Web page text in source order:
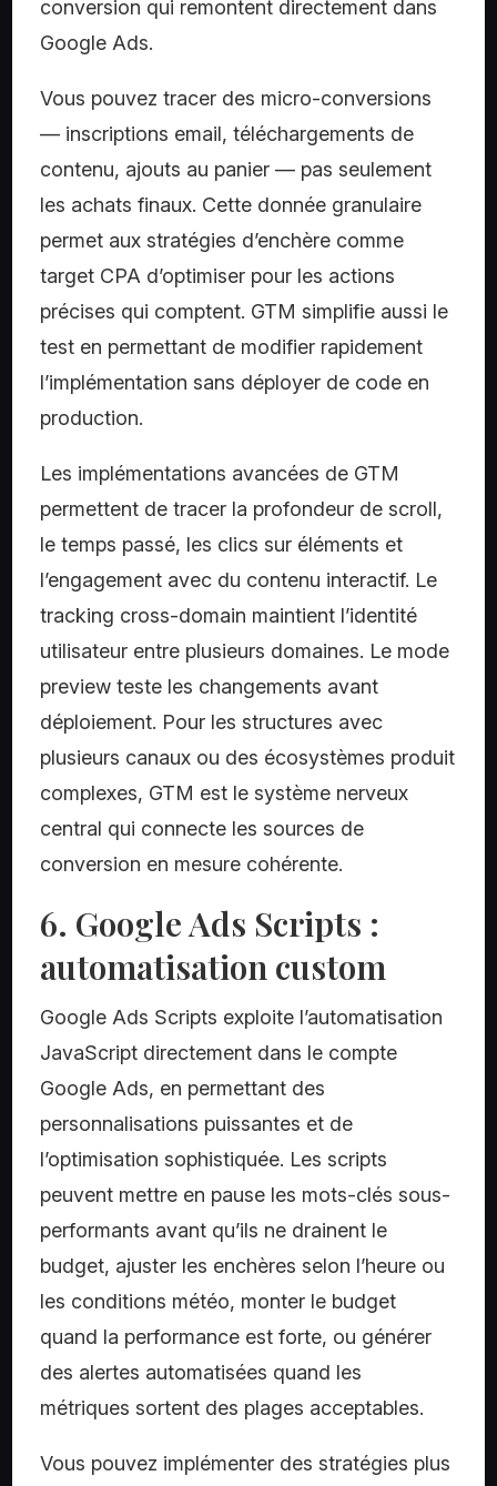
conversion qui remontent directement dans
Google Ads.
Vous pouvez tracer des micro-conversions
— inscriptions email, téléchargements de
contenu, ajouts au panier — pas seulement
les achats finaux. Cette donnée granulaire
permet aux stratégies d’enchère comme
target CPA d’optimiser pour les actions
précises qui comptent. GTM simplifie aussi le
test en permettant de modifier rapidement
l’implémentation sans déployer de code en
production.
Les implémentations avancées de GTM
permettent de tracer la profondeur de scroll,
le temps passé, les clics sur éléments et
l’engagement avec du contenu interactif. Le
tracking cross-domain maintient l’identité
utilisateur entre plusieurs domaines. Le mode
preview teste les changements avant
déploiement. Pour les structures avec
plusieurs canaux ou des écosystèmes produit
complexes, GTM est le système nerveux
central qui connecte les sources de
conversion en mesure cohérente.
6. Google Ads Scripts :
automatisation custom
Google Ads Scripts exploite l’automatisation
JavaScript directement dans le compte
Google Ads, en permettant des
personnalisations puissantes et de
l’optimisation sophistiquée. Les scripts
peuvent mettre en pause les mots-clés sous-
performants avant qu’ils ne drainent le
budget, ajuster les enchères selon l’heure ou
les conditions météo, monter le budget
quand la performance est forte, ou générer
des alertes automatisées quand les
métriques sortent des plages acceptables.
Vous pouvez implémenter des stratégies plus